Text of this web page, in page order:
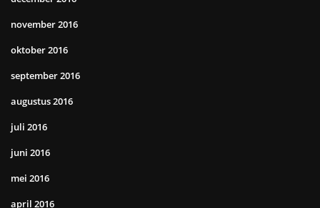
november 2016
oktober 2016
september 2016
augustus 2016
juli 2016
juni 2016
mei 2016
april 2016